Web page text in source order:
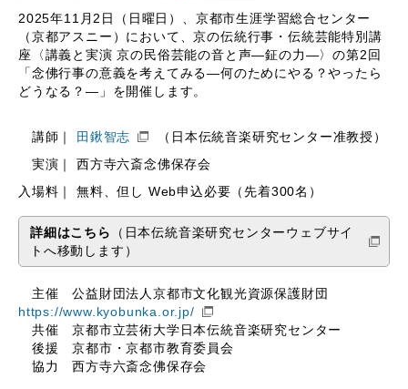
2025年11月2日（日曜日）、京都市生涯学習総合センター
（京都アスニー）において、京の伝統行事・伝統芸能特別講
座〈講義と実演 京の民俗芸能の音と声―鉦の力―〉の第2回
「念佛行事の意義を考えてみる―何のためにやる？やったら
どうなる？―」を開催します。
講師｜ 田鍬智志
（日本伝統音楽研究センター准教授）
実演｜ 西方寺六斎念佛保存会
入場料｜ 無料、但し Web申込必要（先着300名）
詳細はこちら
（日本伝統音楽研究センターウェブサイ
トへ移動します）
主催 公益財団法人京都市文化観光資源保護財団
https://www.kyobunka.or.jp/
共催 京都市立芸術大学日本伝統音楽研究センター
後援 京都市・京都市教育委員会
協力 西方寺六斎念佛保存会